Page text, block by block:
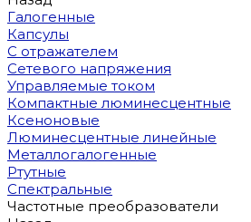
Галогенные
Капсулы
С отражателем
Сетевого напряжения
Управляемые током
Компактные люминесцентные
Ксеноновые
Люминесцентные линейные
Металлогалогенные
Ртутные
Спектральные
Частотные преобразователи